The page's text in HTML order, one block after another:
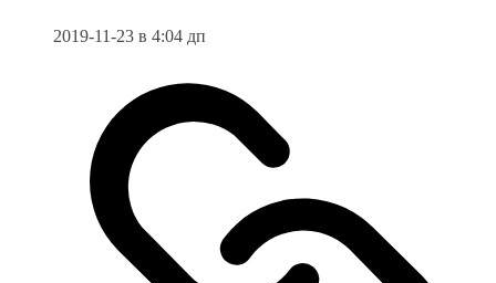
2019-11-23 в 4:04 дп